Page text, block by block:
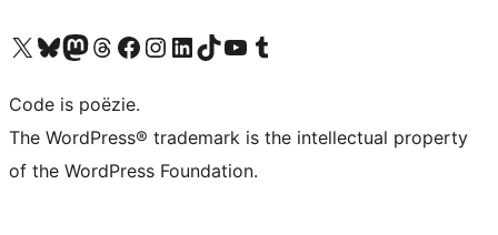
Bezoek ons X (voorheen Twitter) account
Bezoek ons Bluesky account
Bezoek ons Mastodon account
Bezoek ons Threads account
Onze Facebook pagina bezoeken
Bezoek ons Instagram account
Bezoek ons LinkedIn account
Bezoek ons TikTok account
Bezoek ons YouTube kanaalBezoek ons Tumblr account
Code is poëzie.
The WordPress® trademark is the intellectual property
of the WordPress Foundation.